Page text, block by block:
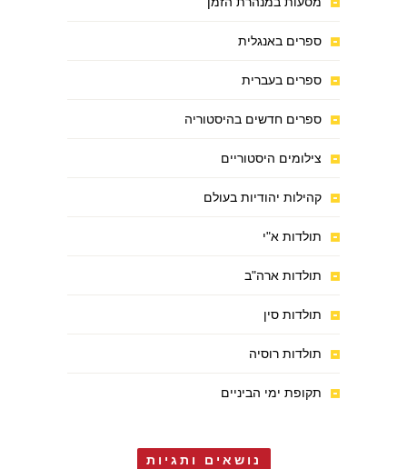
ספרים באנגלית
ספרים בעברית
ספרים חדשים בהיסטוריה
צילומים היסטוריים
קהילות יהודיות בעולם
תולדות א"י
תולדות ארה"ב
תולדות סין
תולדות רוסיה
תקופת ימי הביניים
נושאים ותגיות